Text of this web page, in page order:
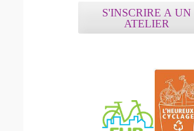
S'INSCRIRE A UN
ATELIER